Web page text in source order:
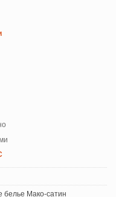
белье Мако-сатин